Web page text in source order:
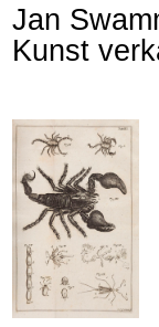
Jan
Kunst